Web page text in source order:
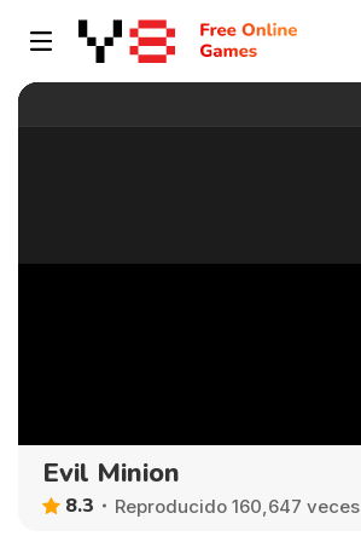
Evil Minion
8.3 Reproducido 160,647 veces